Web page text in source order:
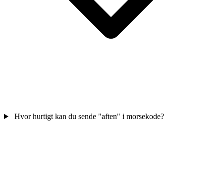
Hvor hurtigt kan du sende "aften" i morsekode?